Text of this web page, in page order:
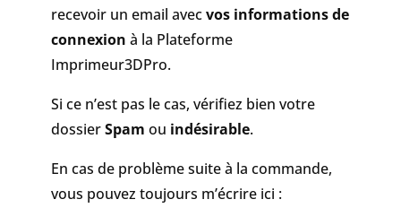
recevoir un email avecvos informations de
connexion à la Plateforme
Imprimeur3DPro.
Si ce n’est pas le cas, vérifiez bien votre
dossierSpam ou indésirable.
En cas de problème suite à la commande,
vous pouvez toujours m’écrire ici :